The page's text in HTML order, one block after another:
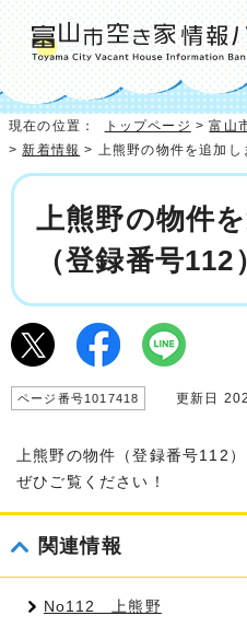
現在の位置： トップページ >富山
>新着情報 > 上熊野の物件を追加し
上熊野の物件
（登録番号112
ページ番号1017418 更新日
上熊野の物件（登録番号112
ぜひご覧ください！
関連情報
No112 上熊野